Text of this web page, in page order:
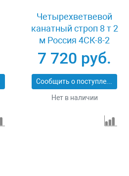
Четырехветвевой
канатный строп 8 т 2
м Россия 4СК-8-2
7 720 руб.
Сообщить о поступлении
Нет в наличии